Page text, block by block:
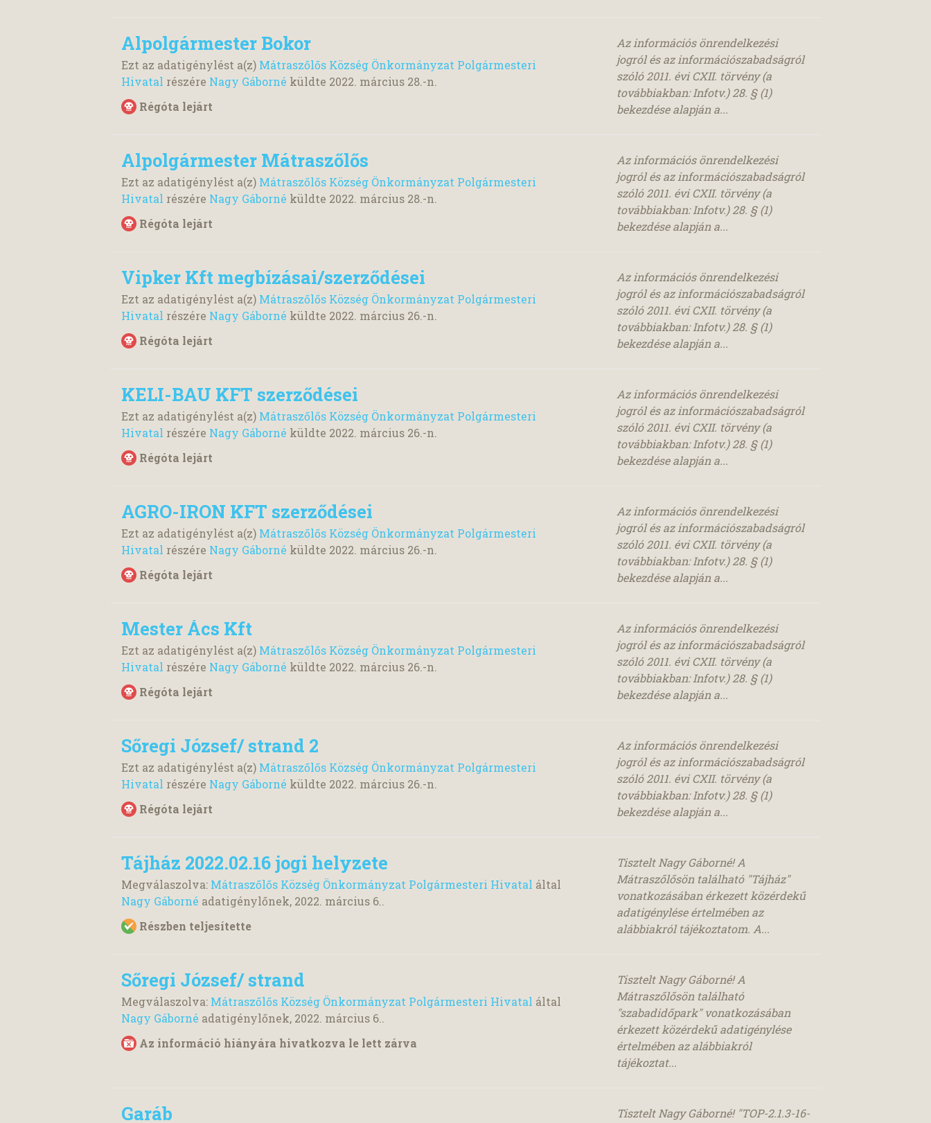
Alpolgármester Bokor
Ezt az adatigénylést a(z) Mátraszőlős Község Önkormányzat Polgármesteri
Hivatal részére Nagy Gáborné küldte 2022. március 28.-n.
Régóta lejárt
Az információs önrendelkezési
jogról és az információszabadságról
szóló 2011. évi CXII. törvény (a
továbbiakban: Infotv.) 28. § (1)
bekezdése alapján a...
Alpolgármester Mátraszőlős
Ezt az adatigénylést a(z) Mátraszőlős Község Önkormányzat Polgármesteri
Hivatal részére Nagy Gáborné küldte 2022. március 28.-n.
Régóta lejárt
Az információs önrendelkezési
jogról és az információszabadságról
szóló 2011. évi CXII. törvény (a
továbbiakban: Infotv.) 28. § (1)
bekezdése alapján a...
Vipker Kft megbízásai/szerződései
Ezt az adatigénylést a(z) Mátraszőlős Község Önkormányzat Polgármesteri
Hivatal részére Nagy Gáborné küldte 2022. március 26.-n.
Régóta lejárt
Az információs önrendelkezési
jogról és az információszabadságról
szóló 2011. évi CXII. törvény (a
továbbiakban: Infotv.) 28. § (1)
bekezdése alapján a...
KELI-BAU KFT szerződései
Ezt az adatigénylést a(z) Mátraszőlős Község Önkormányzat Polgármesteri
Hivatal részére Nagy Gáborné küldte 2022. március 26.-n.
Régóta lejárt
Az információs önrendelkezési
jogról és az információszabadságról
szóló 2011. évi CXII. törvény (a
továbbiakban: Infotv.) 28. § (1)
bekezdése alapján a...
AGRO-IRON KFT szerződései
Ezt az adatigénylést a(z) Mátraszőlős Község Önkormányzat Polgármesteri
Hivatal részére Nagy Gáborné küldte 2022. március 26.-n.
Régóta lejárt
Az információs önrendelkezési
jogról és az információszabadságról
szóló 2011. évi CXII. törvény (a
továbbiakban: Infotv.) 28. § (1)
bekezdése alapján a...
Mester Ács Kft
Ezt az adatigénylést a(z) Mátraszőlős Község Önkormányzat Polgármesteri
Hivatal részére Nagy Gáborné küldte 2022. március 26.-n.
Régóta lejárt
Az információs önrendelkezési
jogról és az információszabadságról
szóló 2011. évi CXII. törvény (a
továbbiakban: Infotv.) 28. § (1)
bekezdése alapján a...
Sőregi József/ strand 2
Ezt az adatigénylést a(z) Mátraszőlős Község Önkormányzat Polgármesteri
Hivatal részére Nagy Gáborné küldte 2022. március 26.-n.
Régóta lejárt
Az információs önrendelkezési
jogról és az információszabadságról
szóló 2011. évi CXII. törvény (a
továbbiakban: Infotv.) 28. § (1)
bekezdése alapján a...
Tájház 2022.02.16 jogi helyzete
Megválaszolva: Mátraszőlős Község Önkormányzat Polgármesteri Hivatal által
Nagy Gáborné adatigénylőnek, 2022. március 6..
Részben teljesítette
Tisztelt Nagy Gáborné! A
Mátraszőlősön található "Tájház"
vonatkozásában érkezett közérdekű
adatigénylése értelmében az
alábbiakról tájékoztatom. A...
Sőregi József/ strand
Megválaszolva: Mátraszőlős Község Önkormányzat Polgármesteri Hivatal által
Nagy Gáborné adatigénylőnek, 2022. március 6..
Az információ hiányára hivatkozva le lett zárva
Tisztelt Nagy Gáborné! A
Mátraszőlősön található
"szabadidőpark" vonatkozásában
érkezett közérdekű adatigénylése
értelmében az alábbiakról
tájékoztat...
Garáb
Tisztelt Nagy Gáborné! "TOP-2.1.3-16-